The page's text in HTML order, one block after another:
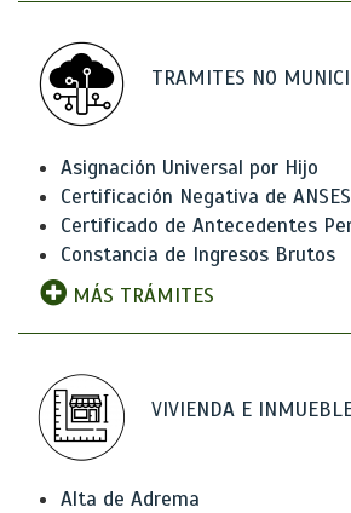
TRAMITES NO
Asignación Universal por Hijo
Certificación Negativa de ANSES
Certificado de Antecedentes
Constancia de Ingresos Brutos
MÁS TRÁMITES
VIVIENDA E
Alta de Adrema